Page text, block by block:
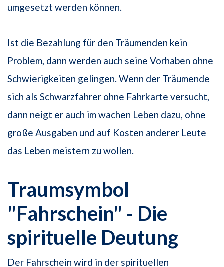
umgesetzt werden können.
Ist die Bezahlung für den Träumenden kein
Problem, dann werden auch seine Vorhaben ohne
Schwierigkeiten gelingen. Wenn der Träumende
sich als Schwarzfahrer ohne Fahrkarte versucht,
dann neigt er auch im wachen Leben dazu, ohne
große Ausgaben und auf Kosten anderer Leute
das Leben meistern zu wollen.
Traumsymbol
"Fahrschein" - Die
spirituelle Deutung
Der Fahrschein wird in der spirituellen